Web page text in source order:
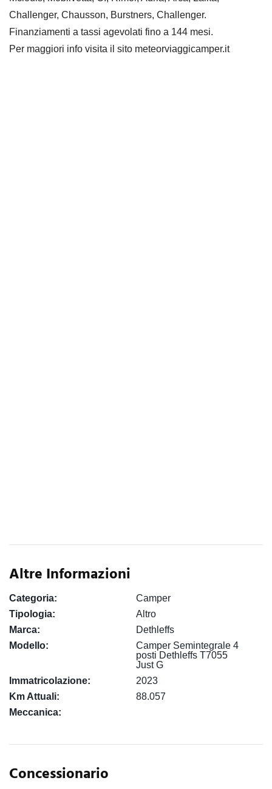
Challenger, Chausson, Burstners, Challenger.
Finanziamenti a tassi agevolati fino a 144 mesi.
Per maggiori info visita il sito meteorviaggicamper.it
Altre Informazioni
Categoria:
Camper
Tipologia:
Altro
Marca:
Dethleffs
Modello:
Camper Semintegrale 4
posti Dethleffs T7055
Just G
Immatricolazione:
2023
Km Attuali:
88.057
Meccanica:
Concessionario